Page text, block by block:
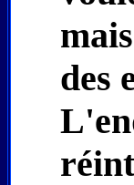
des